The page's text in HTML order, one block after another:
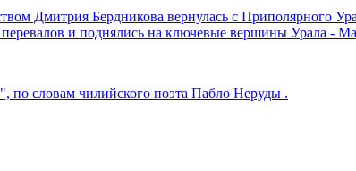
Дмитрия Бердникова вернулась с Приполярного
и поднялись на ключевые вершины Урала -
по словам чилийского поэта Пабло Неруды .